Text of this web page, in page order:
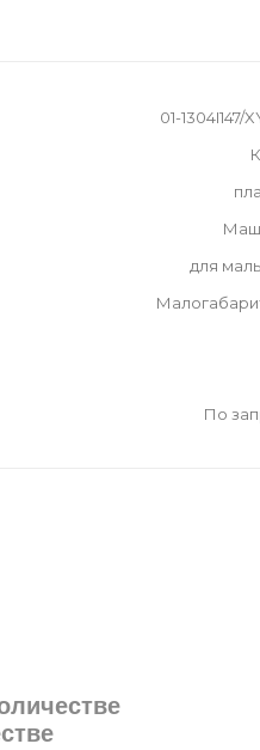
01-1304I147/
для
По